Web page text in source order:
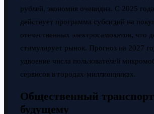
рублей, экономия очевидна. С 2025
действует программа субсидий на
отечественных электросамокатов, что
стимулирует рынок. Прогноз на 2027
удвоение числа пользователей
сервисов в городах-миллионниках.
Общественный
будущему